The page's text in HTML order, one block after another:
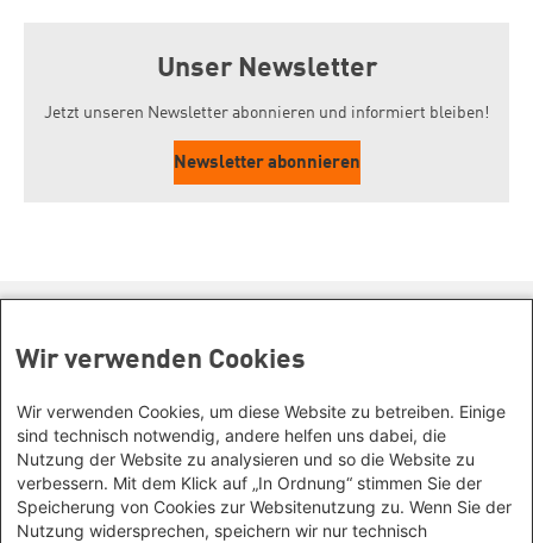
Unser Newsletter
Jetzt unseren Newsletter abonnieren und informiert bleiben!
Newsletter abonnieren
Petra-Kelly-Stiftung
in der Heinrich-Böll-Stiftung e.V.
Wegbeschreibung
Hochbrückenstr. 10
80331 München
Social Links
Instagram
TikTok
Heinrich-Böll-Stiftungen
Wir verwenden Cookies
Wir verwenden Cookies, um diese Website zu betreiben. Einige
sind technisch notwendig, andere helfen uns dabei, die
Nutzung der Website zu analysieren und so die Website zu
verbessern. Mit dem Klick auf „In Ordnung“ stimmen Sie der
Speicherung von Cookies zur Websitenutzung zu. Wenn Sie der
Nutzung widersprechen, speichern wir nur technisch